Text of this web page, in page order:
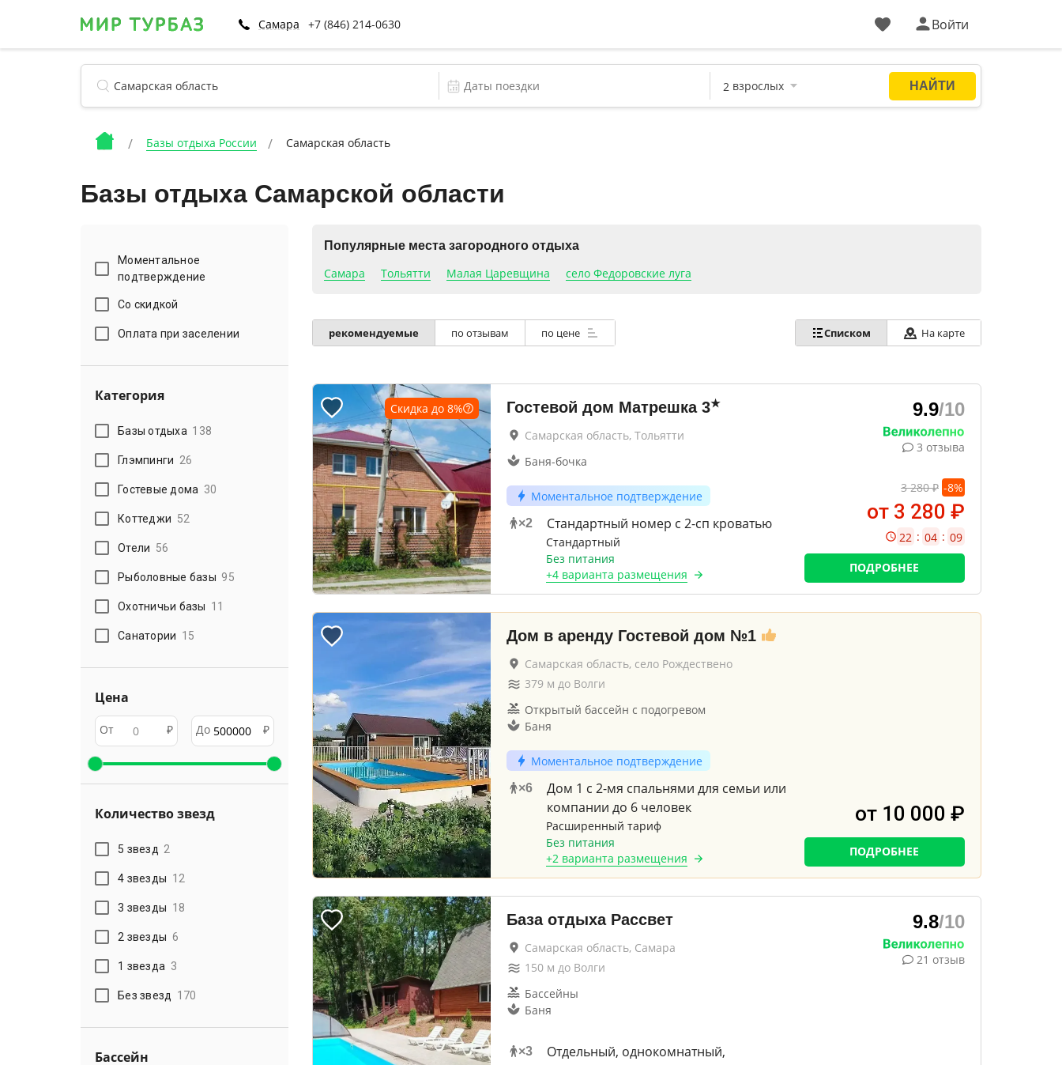
Самара +7 (846) 214-0630 Войти
Базы отдыха России Самарская область
Базы отдыха Самарской области
Моментальное
подтверждение
Со скидкой
Оплата при заселении
Категория
Базы отдыха 138
Глэмпинги 26
Гостевые дома 30
Коттеджи 52
Отели 56
Рыболовные базы 95
Охотничьи базы 11
Санатории 15
Цена
От ₽ До ₽
Количество звезд
5 звезд 2
4 звезды 12
3 звезды 18
2 звезды 6
1 звезда 3
Без звезд 170
Бассейн
Популярные места загородного отдыха
Самара Тольятти Малая Царевщина село Федоровские луга
рекомендуемые по отзывам по цене Списком На карте
Скидка до 8% Гостевой дом Матрешка 3★
Самарская область, Тольятти
Баня-бочка
Моментальное подтверждение
×2 Стандартный номер с 2-сп кроватью
Стандартный
Без питания
+4 варианта размещения
9.9/10
3 отзыва
3 280 ₽ -8%
от 3 280 ₽
22 : 04 : 07
ПОДРОБНЕЕ
Дом в аренду Гостевой дом №1
Самарская область, село Рождествено
379 м до Волги
Открытый бассейн с подогревом
Баня
Моментальное подтверждение
×6
Дом 1 с 2-мя спальнями для семьи или
компании до 6 человек
Расширенный тариф
Без питания
+2 варианта размещения
от 10 000 ₽
ПОДРОБНЕЕ
База отдыха Рассвет
Самарская область, Самара
150м до Волги
Бассейны
Баня
×3
Отдельный, однокомнатный,
9.8/10
21 отзыв